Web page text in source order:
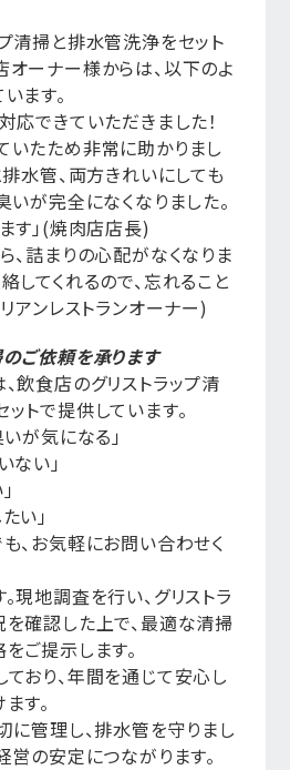
清掃と排水管洗浄をセット
ーナー様からは、以下のよ
ます。
応できていただきました！
いたため非常に助かりまし
排水管、両方きれいにしても
いが完全になくなりました。
す」(焼肉店店長)
、詰まりの心配がなくなりま
してくれるので、忘れること
アンレストランオーナー)
ご依頼を承ります
飲食店のグリストラップ清
トで提供しています。
いが気になる」
ない」
い」
、お気軽にお問い合わせく
現地調査を行い、グリストラ
確認した上で、最適な清掃
ご提示します。
おり、年間を通じて安心し
す。
に管理し、排水管を守りまし
営の安定につながります。